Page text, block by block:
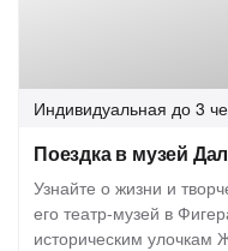
Индивидуальная до 3
Поездка в музей
Узнайте о жизни и
его театр-музей в
историческим улочкам